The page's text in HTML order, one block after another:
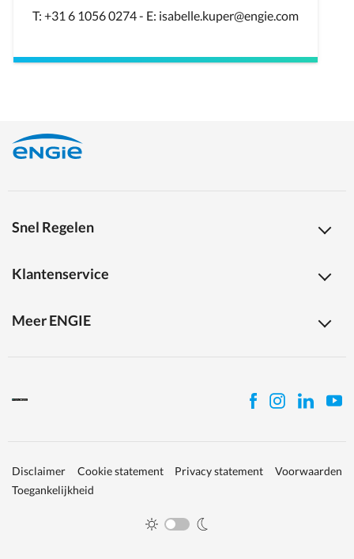
T: +31 6 1056 0274 - E: isabelle.kuper@engie.com
Snel Regelen
Klantenservice
Meer ENGIE
Disclaimer Cookie statement Privacy statement
Voorwaarden
Toegankelijkheid